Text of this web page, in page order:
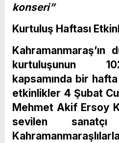
konseri”
Kurtuluş Haftası
Kahramanmaraş’ın
kurtuluşunun
kapsamında bir
etkinlikler 4 Şubat
Mehmet Akif Ersoy
sevilen